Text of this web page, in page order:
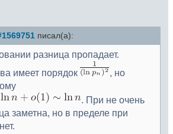
писал(а):
разница пропадает.
имеет порядок
, но
. При не очень
заметна, но в пределе при